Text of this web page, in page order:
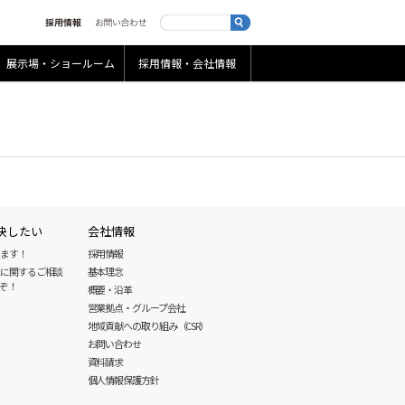
展示場・ショールーム 採用情報・会社情報
したい
す！
関するご相談
！
会社情報
採用情報
基本理念
概要・沿革
営業拠点・グループ会社
地域貢献への取り組み（CSR）
お問い合わせ
資料請求
個人情報保護方針